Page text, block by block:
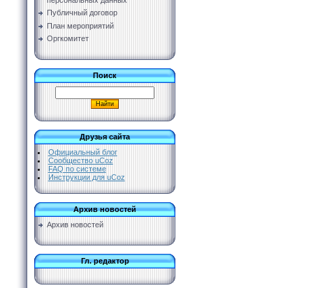
Публичный договор
План мероприятий
Оргкомитет
Поиск
Друзья сайта
Официальный блог
Сообщество uCoz
FAQ по системе
Инструкции для uCoz
Архив новостей
Архив новостей
Гл. редактор